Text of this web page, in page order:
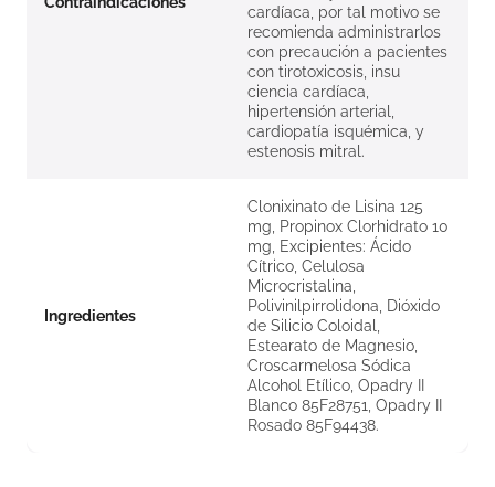
cardíaca, por tal motivo se
recomienda administrarlos
con precaución a pacientes
con tirotoxicosis, insu
ciencia cardíaca,
hipertensión arterial,
cardiopatía isquémica, y
estenosis mitral.
Ingredientes
Clonixinato de Lisina 125
mg, Propinox Clorhidrato 10
mg, Excipientes: Ácido
Cítrico, Celulosa
Microcristalina,
Polivinilpirrolidona, Dióxido
de Silicio Coloidal,
Estearato de Magnesio,
Croscarmelosa Sódica
Alcohol Etílico, Opadry II
Blanco 85F28751, Opadry II
Rosado 85F94438.